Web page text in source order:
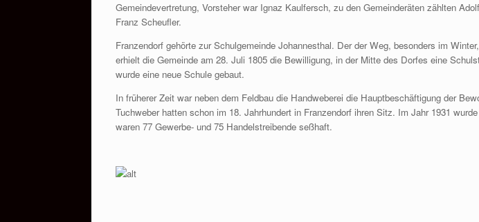
Gemeindevertretung, Vorsteher war Ignaz Kaulfersch, zu den Gemeinderäten zählten
Franz Scheufler.
Franzendorf gehörte zur Schulgemeinde Johannesthal. Der der Weg, besonders im
erhielt die Gemeinde am 28. Juli 1805 die Bewilligung, in der Mitte des Dorfes eine
wurde eine neue Schule gebaut.
In früherer Zeit war neben dem Feldbau die Handweberei die Hauptbeschäftigung der
Tuchweber hatten schon im 18. Jahrhundert in Franzendorf ihren Sitz. Im Jahr 1931
waren 77 Gewerbe- und 75 Handelstreibende seßhaft.